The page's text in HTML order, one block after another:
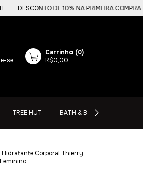
DE 10% NA PRIMEIRA COMPRA COM O
se
Carrinho (0)
R$0,00
TREE HUT BATH & BODY WORKS
Hidratante Corporal Thierry